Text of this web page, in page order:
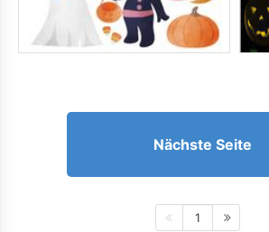
Nächste Seite
1